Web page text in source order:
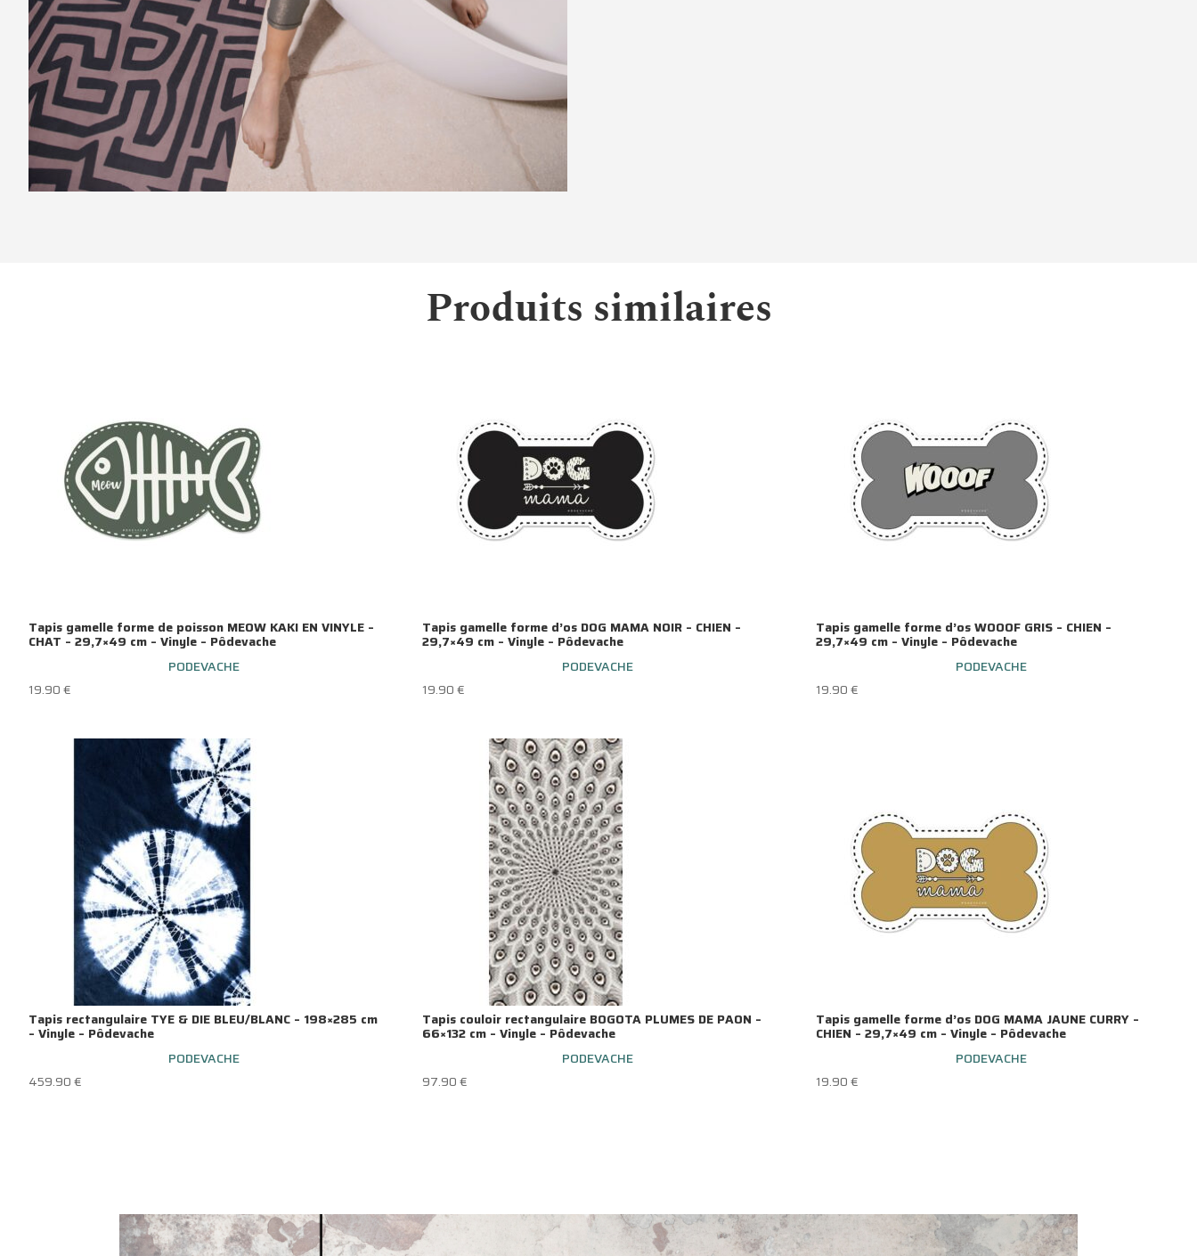
Produits similaires
Tapis gamelle forme de poisson MEOW KAKI EN VINYLE –
CHAT – 29,7×49 cm – Vinyle – Pôdevache
PODEVACHE
19.90€
Tapis gamelle forme d’os DOG MAMA NOIR – CHIEN –
29,7×49 cm – Vinyle – Pôdevache
PODEVACHE
19.90€
Tapis gamelle forme d’os WOOOF GRIS – CHIEN –
29,7×49 cm – Vinyle – Pôdevache
PODEVACHE
19.90€
Tapis rectangulaire TYE & DIE BLEU/BLANC – 198×285 cm
– Vinyle – Pôdevache
PODEVACHE
459.90€
Tapis couloir rectangulaire BOGOTA PLUMES DE PAON –
66×132 cm – Vinyle – Pôdevache
PODEVACHE
97.90€
Tapis gamelle forme d’os DOG MAMA JAUNE CURRY –
CHIEN – 29,7×49 cm – Vinyle – Pôdevache
PODEVACHE
19.90€